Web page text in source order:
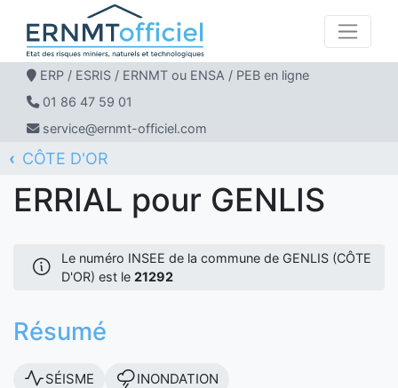
ERP / ESRIS / ERNMT ou ENSA / PEB en ligne
01 86 47 59 01
service@ernmt-officiel.com
ERNMT Officiel
ERRIAL
CÔTE D'OR
GENLIS
ERRIAL pour GENLIS
Le numéro INSEE de la commune de GENLIS (CÔTE
D'OR) est le 21292
Résumé
SÉISME INONDATION